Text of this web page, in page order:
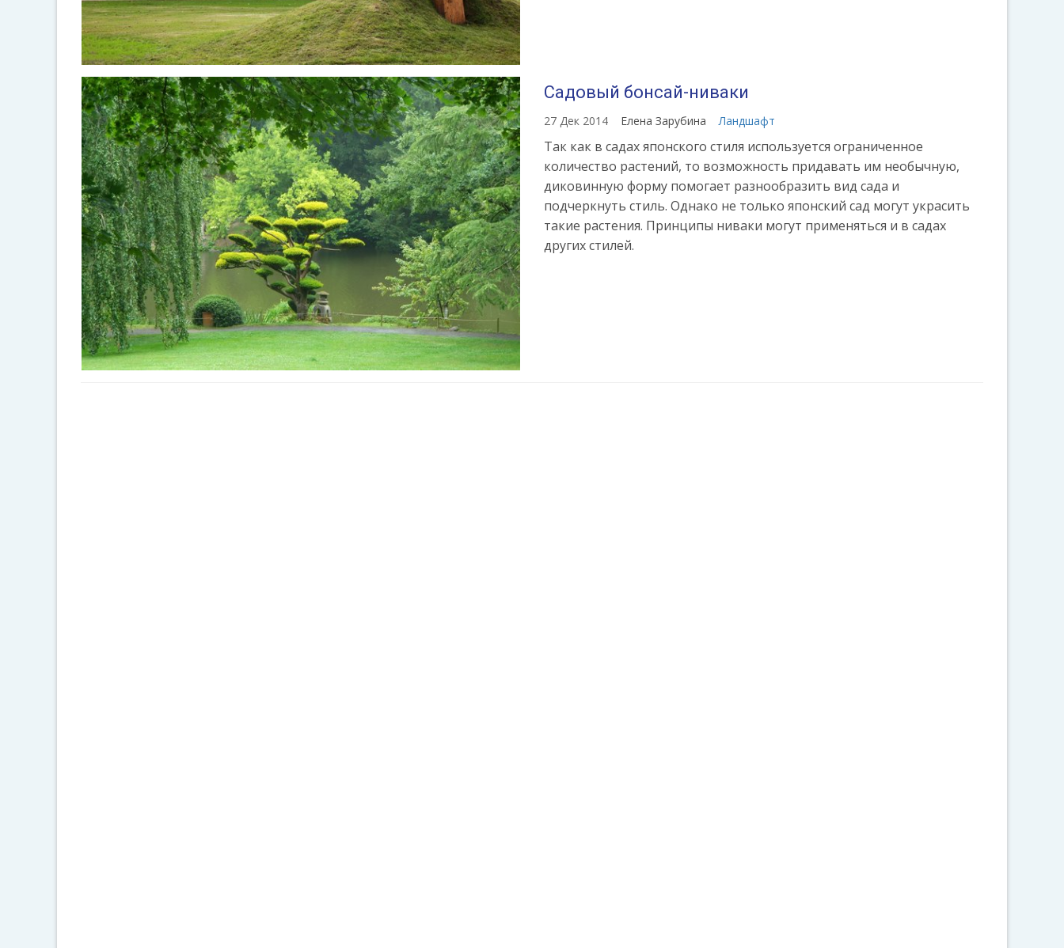
Садовый бонсай-ниваки
27 Дек 2014 Елена Зарубина Ландшафт
Так как в садах японского стиля используется ограниченное
количество растений, то возможность придавать им необычную,
диковинную форму помогает разнообразить вид сада и
подчеркнуть стиль. Однако не только японский сад могут украсить
такие растения. Принципы ниваки могут применяться и в садах
других стилей.